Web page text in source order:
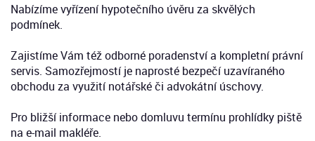
Nabízíme vyřízení hypotečního úvěru za skvělých
podmínek.
Zajistíme Vám též odborné poradenství a kompletní právní
servis. Samozřejmostí je naprosté bezpečí uzavíraného
obchodu za využití notářské či advokátní úschovy.
Pro bližší informace nebo domluvu termínu prohlídky piště
na e-mail makléře.